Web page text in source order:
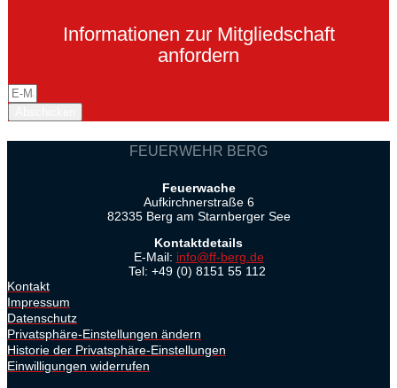
Informationen zur Mitgliedschaft
anfordern
FEUERWEHR BERG
Feuerwache
Aufkirchnerstraße 6
82335 Berg am Starnberger See
Kontaktdetails
E-Mail: info@ff-berg.de
Tel: +49 (0) 8151 55 112
Kontakt
Impressum
Datenschutz
Privatsphäre-Einstellungen ändern
Historie der Privatsphäre-Einstellungen
Einwilligungen widerrufen